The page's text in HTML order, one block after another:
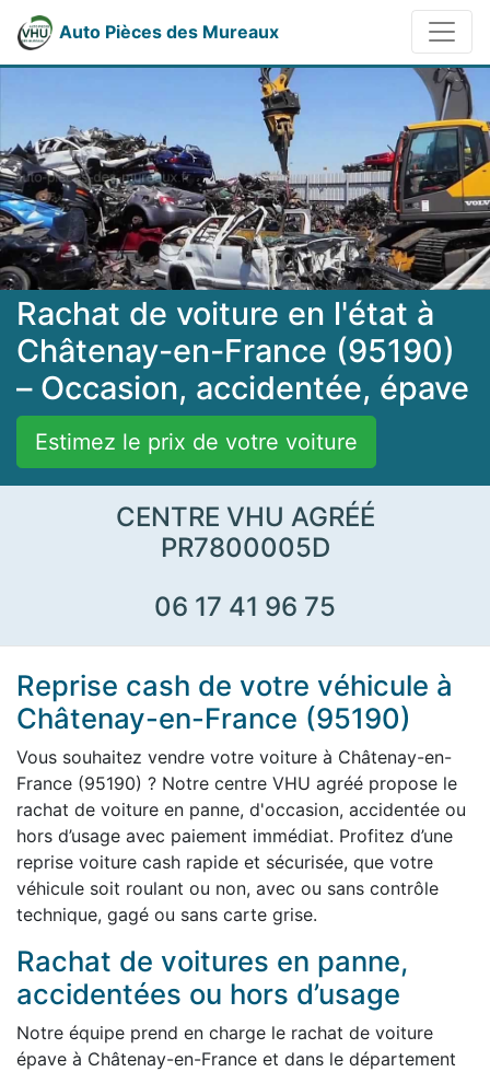
Auto Pièces des Mureaux
Rachat de voiture en l'état à
Châtenay-en-France (95190)
– Occasion, accidentée, épave
Estimez le prix de votre voiture
CENTRE VHU AGRÉÉ
PR7800005D
06 17 41 96 75
Reprise cash de votre véhicule à
Châtenay-en-France (95190)
Vous souhaitez vendre votre voiture à Châtenay-en-
France (95190) ? Notre centre VHU agréé propose le
rachat de voiture en panne, d'occasion, accidentée ou
hors d’usage avec paiement immédiat. Profitez d’une
reprise voiture cash rapide et sécurisée, que votre
véhicule soit roulant ou non, avec ou sans contrôle
technique, gagé ou sans carte grise.
Rachat de voitures en panne,
accidentées ou hors d’usage
Notre équipe prend en charge le rachat de voiture
épave à Châtenay-en-France et dans le département